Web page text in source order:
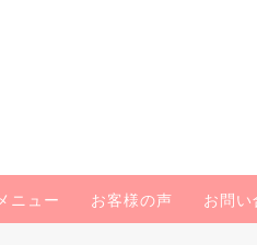
メニュー お客様の声 お問い